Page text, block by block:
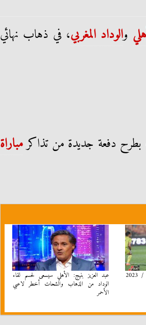
والوداد المغربي، في ذهاب نهائي
بطرح دفعة جديدة من تذاكرمباراة
اهداف مباريات الأربعاء 31 / 5 / 2023
عبد العزيز بنيج: الأهلي سيسعى لحسم لقاء
الوداد من الذهاب والشحات أخطر لاعبي
الأحمر